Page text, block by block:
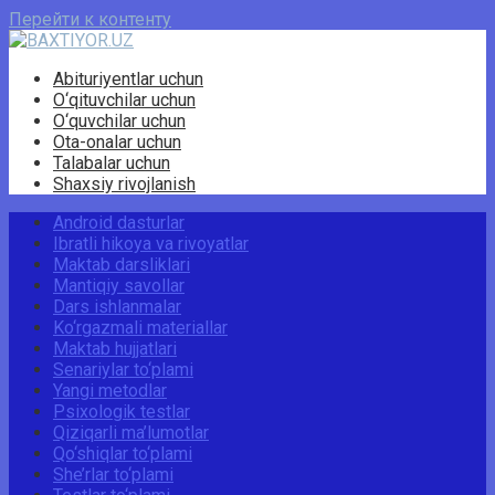
Перейти к контенту
Abituriyentlar uchun
O‘qituvchilar uchun
O‘quvchilar uchun
Ota-onalar uchun
Talabalar uchun
Shaxsiy rivojlanish
Android dasturlar
Ibratli hikoya va rivoyatlar
Maktab darsliklari
Mantiqiy savollar
Dars ishlanmalar
Ko‘rgazmali materiallar
Maktab hujjatlari
Senariylar to‘plami
Yangi metodlar
Psixologik testlar
Qiziqarli ma’lumotlar
Qo‘shiqlar to‘plami
She’rlar to‘plami